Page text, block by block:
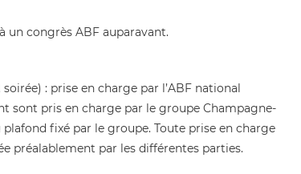
un congrès ABF auparavant.
: prise en charge par l’ABF national
sont pris en charge par le groupe Champagne-
fixé par le groupe. Toute prise en charge
préalablement par les différentes parties.